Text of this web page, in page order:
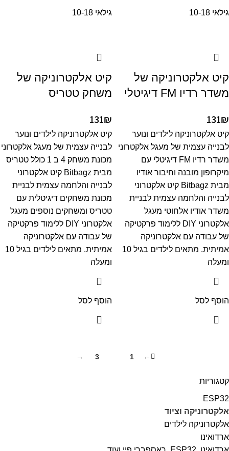
קטגוריות
ESP32
אלקטרוניקה וציוד
אלקטרוניקה לילדים
ארדואינו
גילאי 10-18
קיט אלקטרוניקה של
משדר רדיו FM דיגיטלי
131₪
קיט אלקטרוניקה לילדים ונוער
לבנייה עצמית של מעגל אלקטרוני
משדר רדיו FM דיגיטלי עם
מיקרופון מובנה וחיבור אודיו
מבית Bitbagz קיט אלקטרוני
לבנייה והלחמה עצמית לבניית
משדר אודיו אלחוטי מעגל
אלקטרוני DIY ללימוד פרקטיקה
של עבודה עם אלקטרוניקה
אמיתית. מתאים לילדים בגיל 10
ומעלה
הוסף לסל
גילאי 10-18
קיט אלקטרוניקה של
משחק טטריס
131₪
קיט אלקטרוניקה לילדים ונוער
לבנייה עצמית של מעגל אלקטרוני
מכונת משחק 4 ב 1 כולל טטריס
מבית Bitbagz קיט אלקטרוני
לבנייה והלחמה עצמית לבניית
מכונת משחקים דיגיטלית עם
טטריס ומשחקים נוספים מעגל
אלקטרוני DIY ללימוד פרקטיקה
של עבודה עם אלקטרוניקה
אמיתית. מתאים לילדים בגיל 10
ומעלה
הוסף לסל
←
1
3
→